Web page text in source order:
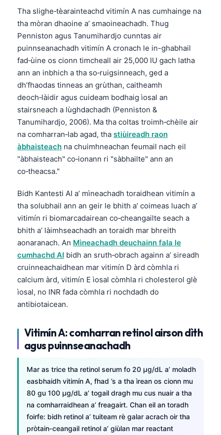
Tha slighe‑tèarainteachd vitimín A nas cumhainge na
tha mòran dhaoine a’ smaoineachadh. Thug
Penniston agus Tanumihardjo cunntas air
puinnseanachadh vitimín A cronach le in-ghabhail
fad‑ùine os cionn timcheall air 25,000 IU gach latha
ann an inbhich a tha so‑ruigsinneach, ged a
dh’fhaodas tinneas an grùthan, caitheamh
deoch‑làidir agus cuideam bodhaig ìosal an
stairsneach a lùghdachadh (Penniston &
Tanumihardjo, 2006). Ma tha coltas troimh‑chèile air
na comharran‑lab agad, tha stiùireadh raon
àbhaisteach na chuimhneachan feumail nach eil
"àbhaisteach" co‑ionann ri "sàbhailte" ann an
co‑theacsa."
Bidh Kantesti AI a’ mìneachadh toraidhean vitimín a
tha solubhail ann an geir le bhith a’ coimeas luach a’
vitimín ri biomarcadairean co‑cheangailte seach a
bhith a’ làimhseachadh an toraidh mar bhreith
aonaranach. An Mìneachadh deuchainn fala le
cumhachd AI bidh an sruth‑obrach againn a’ sireadh
cruinneachaidhean mar vitimín D àrd còmhla ri
calcium àrd, vitimín E ìosal còmhla ri cholesterol glè
ìosal, no INR fada còmhla ri nochdadh do
antibiotaicean.
Vitimín A: comharran retinol airson dìth
agus puinnseanachadh
Mar as trice tha retinol serum fo 20 µg/dL a’ moladh
easbhaidh vitimín A, fhad ’s a tha ìrean os cionn mu
80 gu 100 µg/dL a’ togail dragh mu cus nuair a tha
na comharraidhean a’ freagairt. Chan eil an toradh
foirfe: bidh retinol a’ tuiteam rè galar acrach oir tha
pròtain‑ceangail retinol a’ giùlan mar reactant